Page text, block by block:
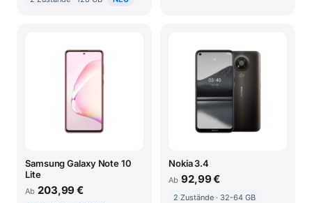
Samsung Galaxy Note 10
Lite
Ab 203,99 €
Nokia 3.4
Ab 92,99 €
2 Zustände · 32-64 GB